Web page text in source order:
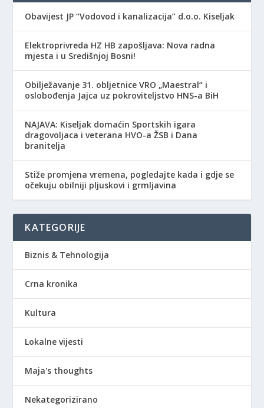
Obavijest JP “Vodovod i kanalizacija” d.o.o. Kiseljak
Elektroprivreda HZ HB zapošljava: Nova radna
mjesta i u Središnjoj Bosni!
Obilježavanje 31. obljetnice VRO „Maestral“ i
oslobođenja Jajca uz pokroviteljstvo HNS-a BiH
NAJAVA: Kiseljak domaćin Sportskih igara
dragovoljaca i veterana HVO-a ŽSB i Dana
branitelja
Stiže promjena vremena, pogledajte kada i gdje se
očekuju obilniji pljuskovi i grmljavina
KATEGORIJE
Biznis & Tehnologija
Crna kronika
Kultura
Lokalne vijesti
Maja's thoughts
Nekategorizirano